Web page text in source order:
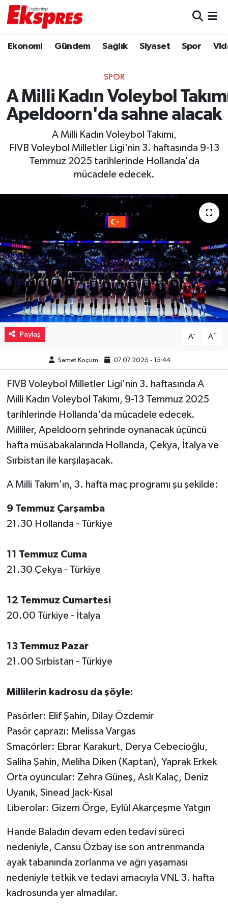
Ekonomi Gündem Sağlık Siyaset Spor
SPOR
A Milli Kadın Voleybol
Apeldoorn'da sahne alacak
A Milli Kadın Voleybol Takımı,
FIVB Voleybol Milletler Ligi'nin 3. haftasında 9-13
Temmuz 2025 tarihlerinde Hollanda'da
mücadele edecek.
Paylaş A- A+
Samet Koçum 07.07.2025 - 15:44
FIVB Voleybol Milletler Ligi'nin 3. haftasında A
Milli Kadın Voleybol Takımı, 9-13 Temmuz 2025
tarihlerinde Hollanda'da mücadele edecek.
Milliler, Apeldoorn şehrinde oynanacak üçüncü
hafta müsabakalarında Hollanda, Çekya, İtalya ve
Sırbistan ile karşılaşacak.
A Milli Takım'ın, 3. hafta maç programı şu şekilde:
9 Temmuz Çarşamba
21.30 Hollanda - Türkiye
11 Temmuz Cuma
21.30 Çekya - Türkiye
12 Temmuz Cumartesi
20.00 Türkiye - İtalya
13 Temmuz Pazar
21.00 Sırbistan - Türkiye
Millilerin kadrosu da şöyle:
Pasörler: Elif Şahin, Dilay Özdemir
Pasör çaprazı: Melissa Vargas
Smaçörler: Ebrar Karakurt, Derya Cebecioğlu,
Saliha Şahin, Meliha Diken (Kaptan), Yaprak Erkek
Orta oyuncular: Zehra Güneş, Aslı Kalaç, Deniz
Uyanık, Sinead Jack-Kısal
Liberolar: Gizem Örge, Eylül Akarçeşme Yatgın
Hande Baladın devam eden tedavi süreci
nedeniyle, Cansu Özbay ise son antrenmanda
ayak tabanında zorlanma ve ağrı yaşaması
nedeniyle tetkik ve tedavi amacıyla VNL 3. hafta
kadrosunda yer almadılar.
Ekonomi
Gaziantep son dakika
Genel
Gündem
Kültür Sanat
Müzik
Piyasa
Resmi İlanlar
Sağlık
Spor
Teknoloji
Türkiye
Video Haber
Yaşam
Yemek
Trafik Durumu
Puan Durumu ve Fikstür
Tüm Manşetler
Son Dakika Haberleri